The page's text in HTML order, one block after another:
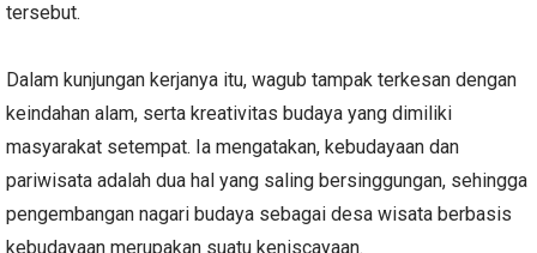
tersebut.
Dalam kunjungan kerjanya itu, wagub tampak terkesan dengan
keindahan alam, serta kreativitas budaya yang dimiliki
masyarakat setempat. Ia mengatakan, kebudayaan dan
pariwisata adalah dua hal yang saling bersinggungan, sehingga
pengembangan nagari budaya sebagai desa wisata berbasis
kebudayaan merupakan suatu keniscayaan.